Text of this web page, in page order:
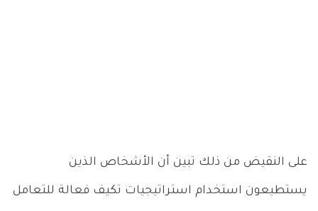
على النقيض من ذلك تبين أن الأشخاص الذين
يستطيعون استخدام استراتيجيات تكيف فعالة للتعامل